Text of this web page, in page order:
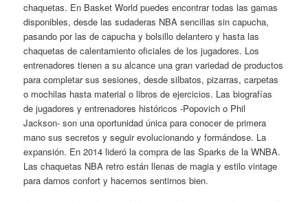
chaquetas. En Basket World puedes encontrar todas las gamas
disponibles, desde las sudaderas NBA sencillas sin capucha,
pasando por las de capucha y bolsillo delantero y hasta las
chaquetas de calentamiento oficiales de los jugadores. Los
entrenadores tienen a su alcance una gran variedad de productos
para completar sus sesiones, desde silbatos, pizarras, carpetas
o mochilas hasta material o libros de ejercicios. Las biografías
de jugadores y entrenadores históricos -Popovich o Phil
Jackson- son una oportunidad única para conocer de primera
mano sus secretos y seguir evolucionando y formándose. La
expansión. En 2014 lideró la compra de las Sparks de la WNBA.
Las chaquetas NBA retro están llenas de magia y estilo vintage
para darnos confort y hacernos sentirnos bien.